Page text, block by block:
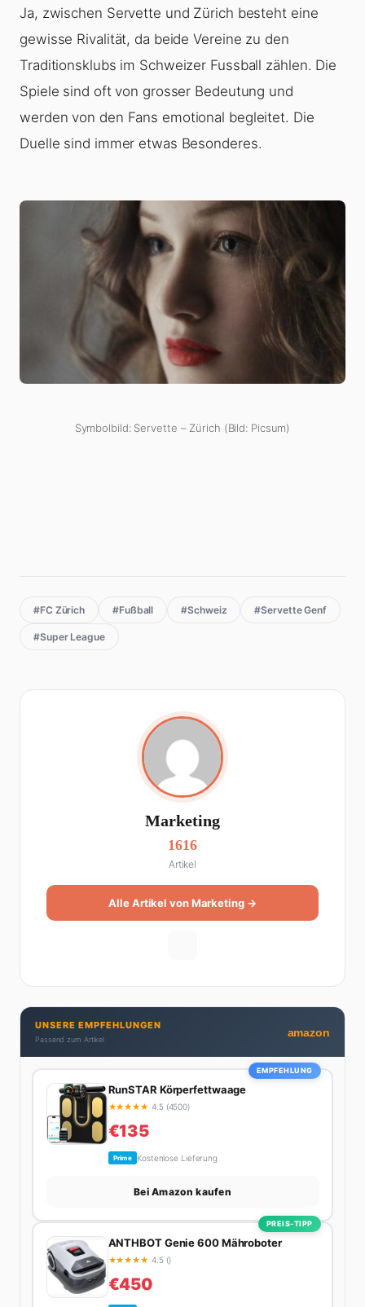
Ja, zwischen Servette und Zürich besteht eine
gewisse Rivalität, da beide Vereine zu den
Traditionsklubs im Schweizer Fussball zählen. Die
Spiele sind oft von grosser Bedeutung und
werden von den Fans emotional begleitet. Die
Duelle sind immer etwas Besonderes.
Symbolbild: Servette – Zürich (Bild: Picsum)
#FC Zürich #Fußball #Schweiz #Servette Genf
#Super League
Marketing
1616
Artikel
Alle Artikel von Marketing →
UNSERE EMPFEHLUNGEN
Passend zum Artikel
amazon
EMPFEHLUNG
RunSTAR Körperfettwaage
★★★★★ 4.5 (4500)
€135
Prime Kostenlose Lieferung
Bei Amazon kaufen
PREIS-TIPP
ANTHBOT Genie 600 Mähroboter
★★★★★ 4.5 ()
€450